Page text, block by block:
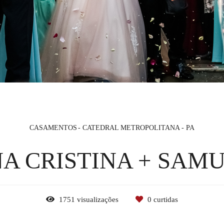
CASAMENTOS CATEDRAL METROPOLITANA - PA
CRISTINA +
1751 visualizações 0 curtidas